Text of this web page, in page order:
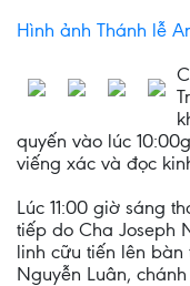
Hình ảnh Thánh lễ
quyến vào lúc
viếng xác và đọc
Lúc 11:00 giờ sáng
tiếp do Cha Joseph
linh cữu tiến lên bàn
Nguyễn Luân,